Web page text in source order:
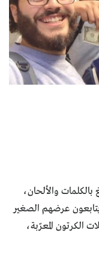
بالكلمات والألحان،
عرضهم الصغير
الكرتون المعرّبة،